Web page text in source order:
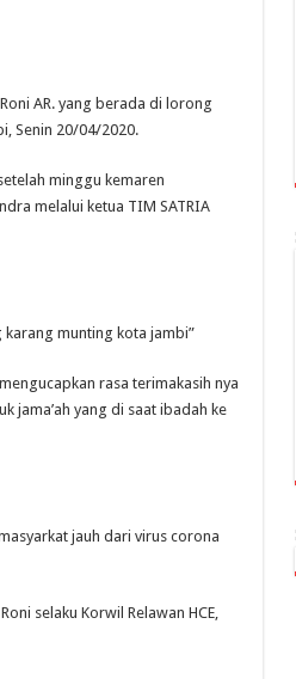
AR. yang berada di lorong
Senin 20/04/2020.
minggu kemaren
melalui ketua TIM SATRIA
munting kota jambi”
rasa terimakasih nya
jama’ah yang di saat ibadah ke
jauh dari virus corona
selaku Korwil Relawan HCE,